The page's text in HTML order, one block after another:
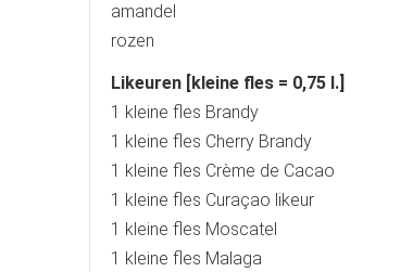
amandel
rozen
Likeuren [kleine fles = 0,75 l.]
1 kleine fles Brandy
1 kleine fles Cherry Brandy
1 kleine fles Crème de Cacao
1 kleine fles Curaçao likeur
1 kleine fles Moscatel
1 kleine fles Malaga